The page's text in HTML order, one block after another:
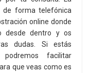
de forma telefónica
online donde
desde dentro y os
dudas. Si estás
facilitar
que veas como es